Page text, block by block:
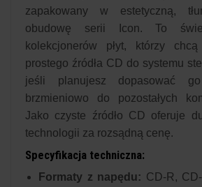
zapakowany w estetyczną,
obudowę serii Icon. To
kolekcjonerów płyt, którzy
prostego źródła CD do systemu
jeśli planujesz dopasować
brzmieniowo do pozostałych
Jako czyste źródło CD oferuje
technologii za rozsądną cenę.
Specyfikacja techniczna:
Formaty z napędu: CD-R,